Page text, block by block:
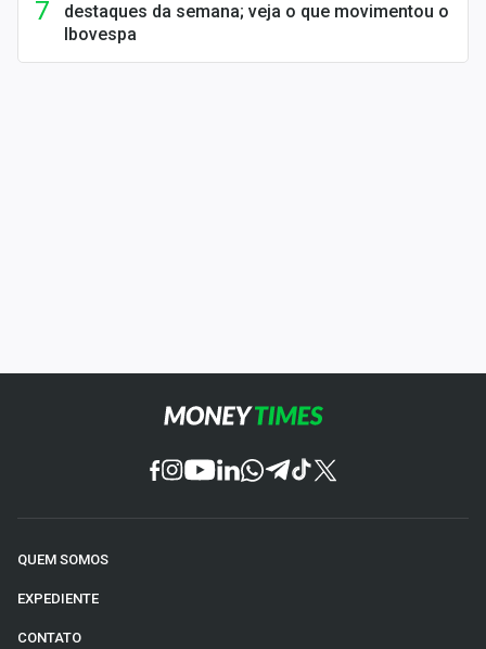
destaques da semana; veja o que movimentou o
Ibovespa
QUEM SOMOS
EXPEDIENTE
CONTATO